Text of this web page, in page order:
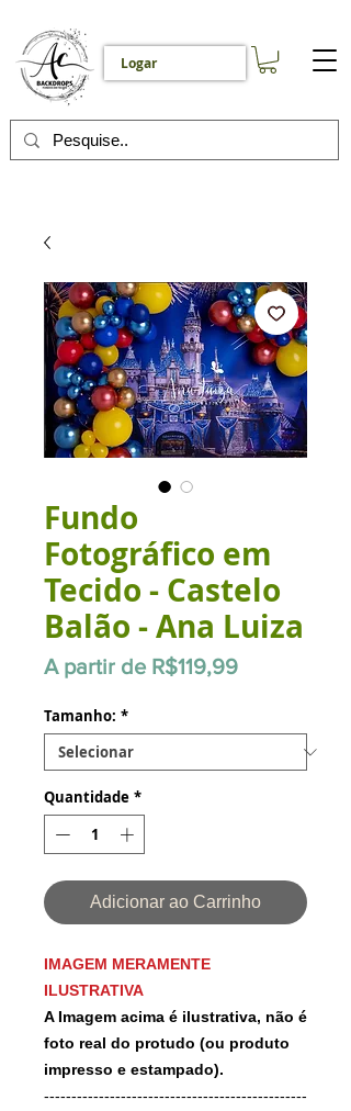
Logar
Fundo
Fotográfico em
Tecido - Castelo
Balão - Ana Luiza
A partir de R$119,99Preço
Tamanho: *
Quantidade *
Adicionar ao Carrinho
IMAGEM MERAMENTE
ILUSTRATIVA
A Imagem acima é ilustrativa, não é
foto real do protudo (ou produto
impresso e estampado).
------------------------------------------------